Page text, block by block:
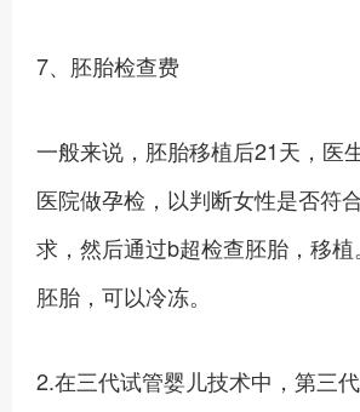
7、胚胎检查费
一般来说，胚胎移植后21天，医
医院做孕检，以判断女性是否符
求，然后通过b超检查胚胎，移
胚胎，可以冷冻。
2.在三代试管婴儿技术中，第三